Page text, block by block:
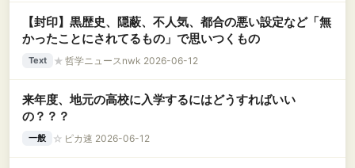
【封印】黒歴史、隠蔽、不人気、都合の悪い設定など「無
かったことにされてるもの」で思いつくもの
Text ★ 哲学ニュースnwk 2026-06-12
来年度、地元の高校に入学するにはどうすればいい
の？？？
一般 ☆ ピカ速 2026-06-12